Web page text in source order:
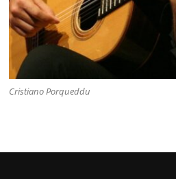
Cristiano Porqueddu